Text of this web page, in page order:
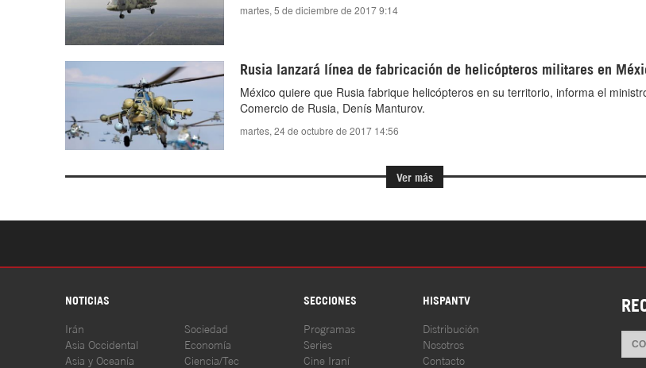
martes, 5 de diciembre de 2017 9:14
Rusia lanzará línea de fabricación de helicópteros militares en
México quiere que Rusia fabrique helicópteros en su territorio, informa el
Comercio de Rusia, Denís Manturov.
martes, 24 de octubre de 2017 14:56
Ver más
NOTICIAS SECCIONES HISPANTV
Irán
Asia Occidental
Asia y Oceanía
Sociedad
Economía
Ciencia/Tec
Programas
Series
Cine Iraní
Distribución
Nosotros
Contacto